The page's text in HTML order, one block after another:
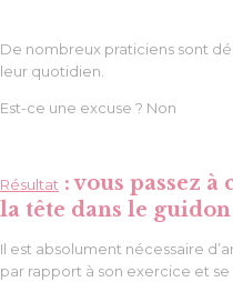
De nombreux praticiens sont
leur quotidien.
Est-ce une excuse ? Non
Résultat : vous passez à
la tête dans le
Il est absolument nécessaire
par rapport à son exercice et